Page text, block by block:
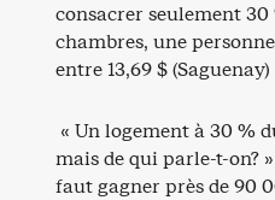
consacrer seulement 30
chambres, une
entre 13,69 $
« Un logement à 30 %
mais de qui parle-t-on?
faut gagner près de 90